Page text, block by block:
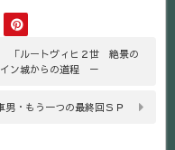
ルートヴィヒ２世 絶景の
城からの道程 －
男・もう一つの最終回ＳＰ